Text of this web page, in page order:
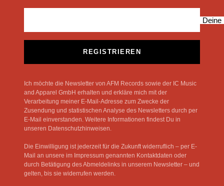
Deine
REGISTRIEREN
Ich möchte die Newsletter von AFM Records sowie der IC Music
and Apparel GmbH erhalten und erkläre mich mit der
Verarbeitung meiner E-Mail-Adresse zum Zwecke der
Zusendung und statistischen Analyse des Newsletters durch per
E-Mail einverstanden. Weitere Informationen findest Du in
unseren Datenschutzhinweisen.
Die Einwilligung ist jederzeit für die Zukunft widerruflich – per E-
Mail an unsere im Impressum genannten Kontaktdaten oder
durch Betätigung des Abmeldelinks in unserem Newsletter – und
gelten, bis sie widerrufen werden.